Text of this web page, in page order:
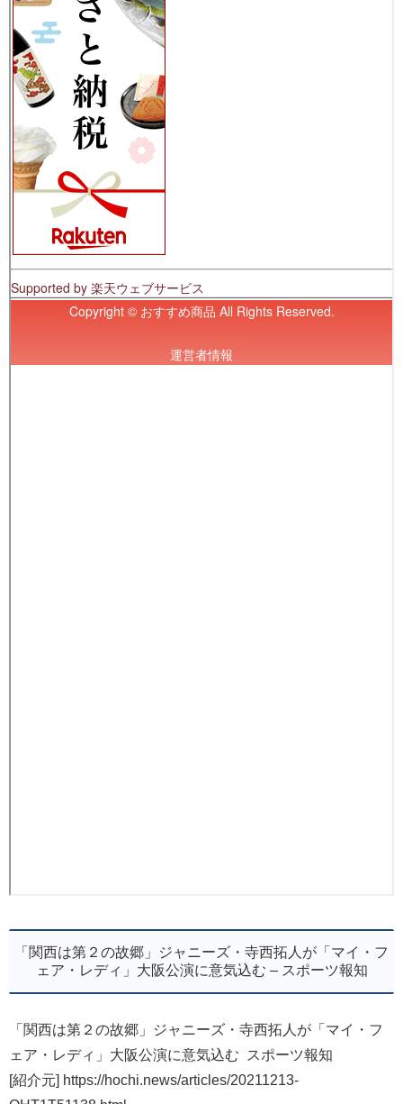
「関西は第２の故郷」ジャニーズ・寺西拓人が「マイ・フ
ェア・レディ」大阪公演に意気込む – スポーツ報知
「関西は第２の故郷」ジャニーズ・寺西拓人が「マイ・フ
ェア・レディ」大阪公演に意気込む スポーツ報知
[紹介元] https://hochi.news/articles/20211213-